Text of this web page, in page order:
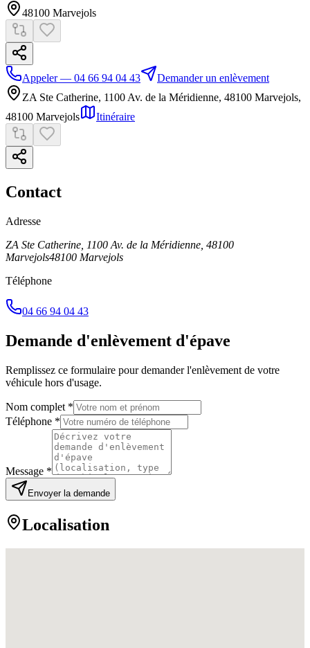
48100 Marvejols
Appeler — 04 66 94 04 43
Demander un enlèvement
ZA Ste Catherine, 1100 Av. de la Méridienne, 48100 Marvejols,
48100 Marvejols Itinéraire
Contact
Adresse
ZA Ste Catherine, 1100 Av. de la Méridienne, 48100
Marvejols48100 Marvejols
Téléphone
04 66 94 04 43
Demande d'enlèvement d'épave
Remplissez ce formulaire pour demander l'enlèvement de votre
véhicule hors d'usage.
Nom complet *
Téléphone *
Message *
Envoyer la demande
Localisation